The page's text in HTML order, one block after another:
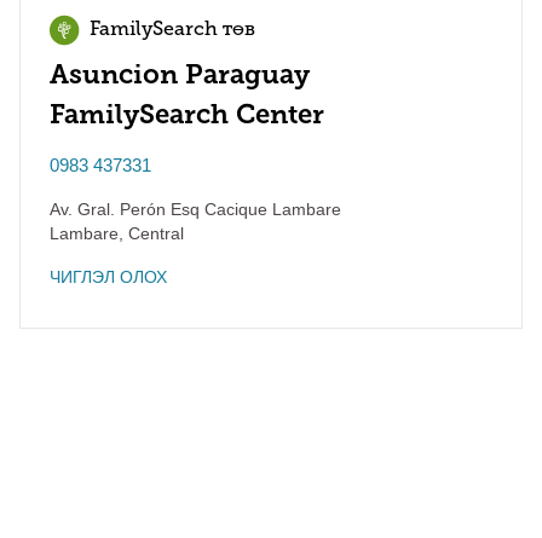
FamilySearch төв
Asuncion Paraguay
FamilySearch Center
0983 437331
Av. Gral. Perón Esq Cacique Lambare
Lambare Central
ЧИГЛЭЛ ОЛОХ